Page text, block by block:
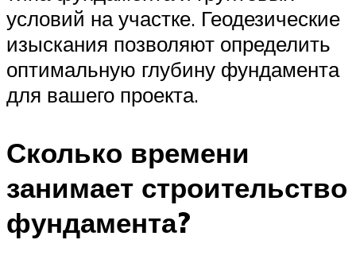
условий на участке. Геодезические
изыскания позволяют определить
оптимальную глубину фундамента
для вашего проекта.
Сколько времени
занимает строительство
фундамента?